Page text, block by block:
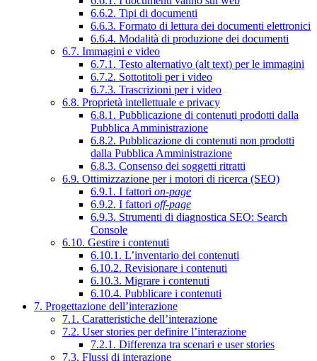
6.6.2. Tipi di documenti
6.6.3. Formato di lettura dei documenti elettronici
6.6.4. Modalità di produzione dei documenti
6.7. Immagini e video
6.7.1. Testo alternativo (alt text) per le immagini
6.7.2. Sottotitoli per i video
6.7.3. Trascrizioni per i video
6.8. Proprietà intellettuale e privacy
6.8.1. Pubblicazione di contenuti prodotti dalla
Pubblica Amministrazione
6.8.2. Pubblicazione di contenuti non prodotti
dalla Pubblica Amministrazione
6.8.3. Consenso dei soggetti ritratti
6.9. Ottimizzazione per i motori di ricerca (SEO)
6.9.1. I fattori on-page
6.9.2. I fattori off-page
6.9.3. Strumenti di diagnostica SEO: Search
Console
6.10. Gestire i contenuti
6.10.1. L’inventario dei contenuti
6.10.2. Revisionare i contenuti
6.10.3. Migrare i contenuti
6.10.4. Pubblicare i contenuti
7. Progettazione dell’interazione
7.1. Caratteristiche dell’interazione
7.2. User stories per definire l’interazione
7.2.1. Differenza tra scenari e user stories
7.3. Flussi di interazione